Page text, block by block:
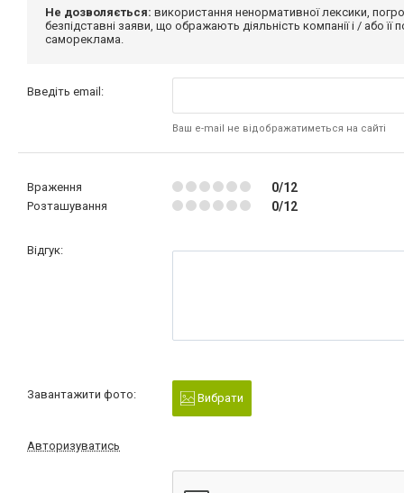
Не дозволяється: використання ненормативної лексики,
безпідставні заяви, що ображають діяльність компанії і / або
самореклама.
Введіть email:
Ваш e-mail не відображатиметься на сайті
Враження 0/12
Розташування 0/12
Відгук:
Завантажити фото: Вибрати
Авторизуватись